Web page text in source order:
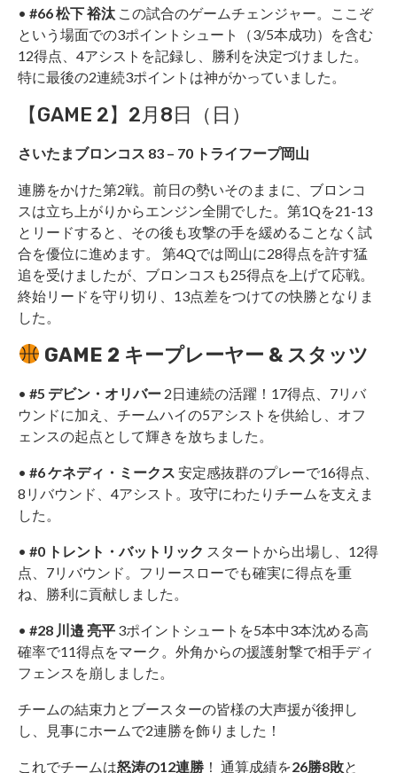
• #66 松下 裕汰 この試合のゲームチェンジャー。ここぞ
という場面での3ポイントシュート（3/5本成功）を含む
12得点、4アシストを記録し、勝利を決定づけました。
特に最後の2連続3ポイントは神がかっていました。
【GAME 2】2月8日（日）
さいたまブロンコス 83 – 70 トライフープ岡山
連勝をかけた第2戦。前日の勢いそのままに、ブロンコ
スは立ち上がりからエンジン全開でした。第1Qを21-13
とリードすると、その後も攻撃の手を緩めることなく試
合を優位に進めます。 第4Qでは岡山に28得点を許す猛
追を受けましたが、ブロンコスも25得点を上げて応戦。
終始リードを守り切り、13点差をつけての快勝となりま
した。
GAME 2 キープレーヤー & スタッツ
• #5 デビン・オリバー 2日連続の活躍！17得点、7リバ
ウンドに加え、チームハイの5アシストを供給し、オフ
ェンスの起点として輝きを放ちました。
• #6 ケネディ・ミークス 安定感抜群のプレーで16得点、
8リバウンド、4アシスト。攻守にわたりチームを支えま
した。
• #0 トレント・バットリック スタートから出場し、12得
点、7リバウンド。フリースローでも確実に得点を重
ね、勝利に貢献しました。
• #28 川邉 亮平 3ポイントシュートを5本中3本沈める高
確率で11得点をマーク。外角からの援護射撃で相手ディ
フェンスを崩しました。
チームの結束力とブースターの皆様の大声援が後押し
し、見事にホームで2連勝を飾りました！
これでチームは怒涛の12連勝 ！ 通算成績を26勝8敗と